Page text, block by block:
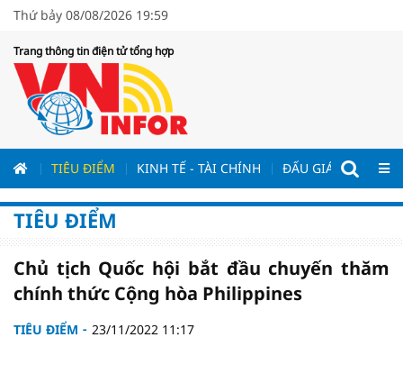
Thứ bảy 08/08/2026 19:59
Trang thông tin điện tử tổng hợp
TIÊU ĐIỂM KINH TẾ - TÀI CHÍNH ĐẤU GIÁ - ĐẤU
TIÊU ĐIỂM
Chủ tịch Quốc hội bắt đầu chuyến thăm
chính thức Cộng hòa Philippines
TIÊU ĐIỂM 23/11/2022 11:17